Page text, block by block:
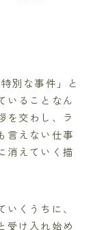
別な事件」と
いることなん
を交わし、ラ
言えない仕事
消えていく描
くうちに、
受け入れ始め